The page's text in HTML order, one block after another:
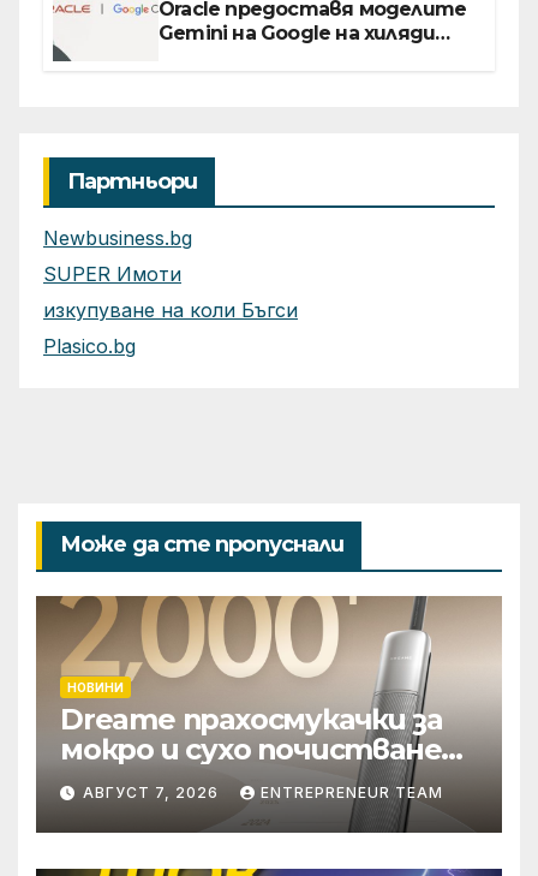
Oracle предоставя моделите
Gemini на Google на хиляди
Партньори
Newbusiness.bg
SUPER Имоти
изкупуване на коли Бъгси
Plasico.bg
Може да сте пропуснали
НОВИНИ
Dreame прахосмукачки за
мокро и сухо почистване
надхвърлиха 2 000
патентни заявки в
световен мащаб
АВГУСТ 7, 2026 ENTREPRENEUR TEAM